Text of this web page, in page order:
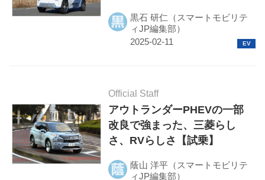
EV
黒石 研仁（スマートモビリテ
ィJP編集部）
Official Staff
アウトランダーPHEVの一部
改良で強まった、三菱らし
さ、RVらしさ【試乗】
蔭山 洋平（スマートモビリテ
ィJP編集部）